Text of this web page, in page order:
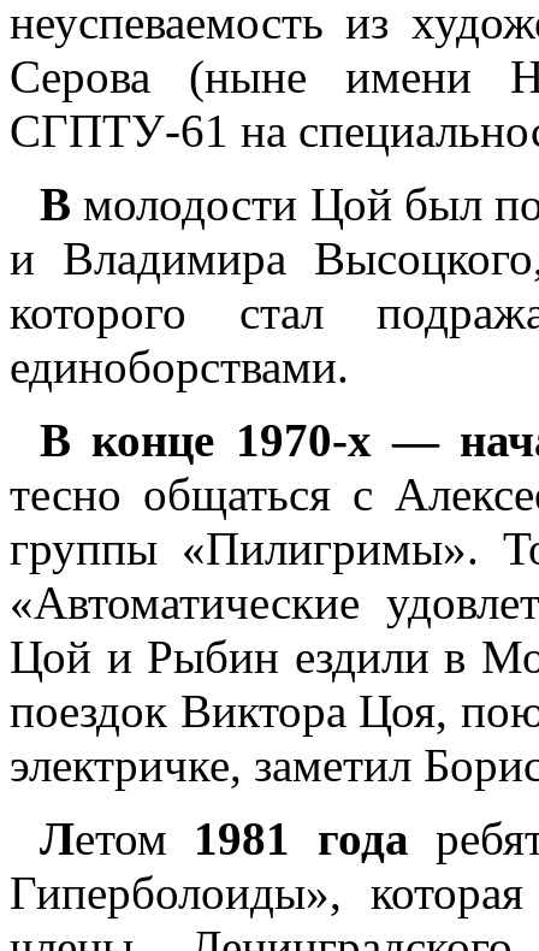
неуспеваемость из
Серова (ныне имени
СГПТУ-61 на
В молодости Цой был
и Владимира
которого стал
единоборствами.
В конце 1970-х —
тесно общаться с
группы «Пилигримы».
«Автоматические
Цой и Рыбин ездили в
поездок Виктора Цоя,
электричке, заметил
Летом 1981 года
Гиперболоиды»,